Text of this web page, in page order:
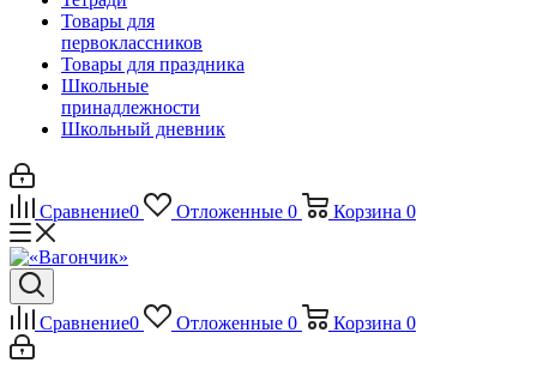
Товары для
первоклассников
Товары для праздника
Школьные
принадлежности
Школьный дневник
Сравнение0 Отложенные 0 Корзина 0
Сравнение0 Отложенные 0 Корзина 0